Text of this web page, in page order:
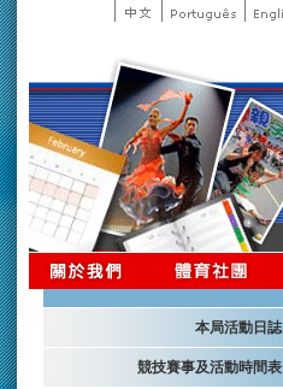
本局活動日誌
競技賽事及活動時間表